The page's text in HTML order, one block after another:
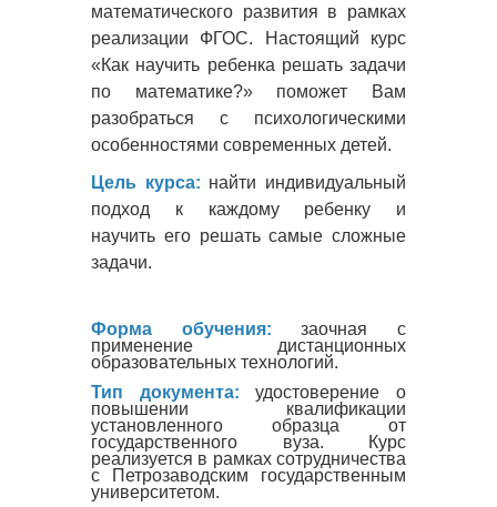
математического развития в рамках
реализации ФГОС. Настоящий курс
«Как научить ребенка решать задачи
по математике?» поможет Вам
разобраться с психологическими
особенностями современных детей.
Цель курса: найти индивидуальный
подход к каждому ребенку и
научить его решать самые сложные
задачи.
Форма обучения: заочная с
применение дистанционных
образовательных технологий.
Тип документа:удостоверение о
повышении квалификации
установленного образца от
государственного вуза. Курс
реализуется в рамках сотрудничества
с Петрозаводским государственным
университетом.